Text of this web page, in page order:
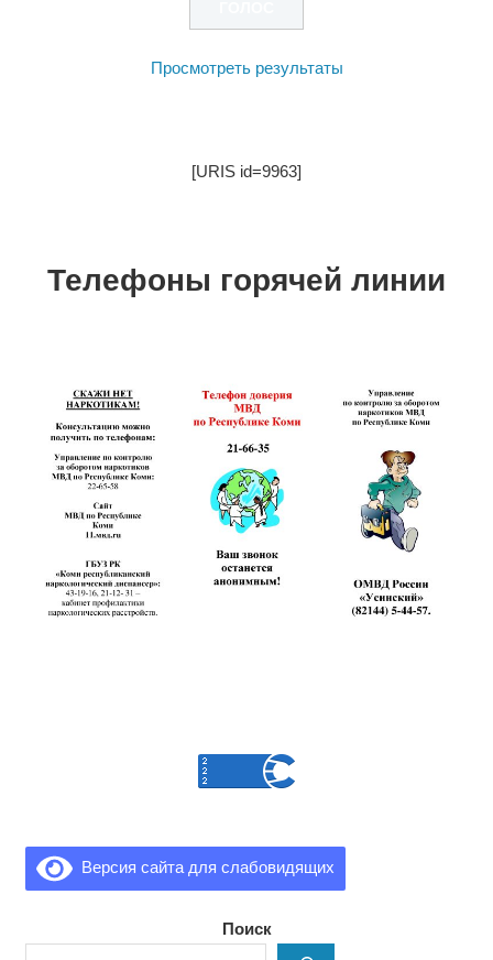
Просмотреть результаты
[URIS id=9963]
Телефоны горячей линии
Версия сайта для слабовидящих
Поиск